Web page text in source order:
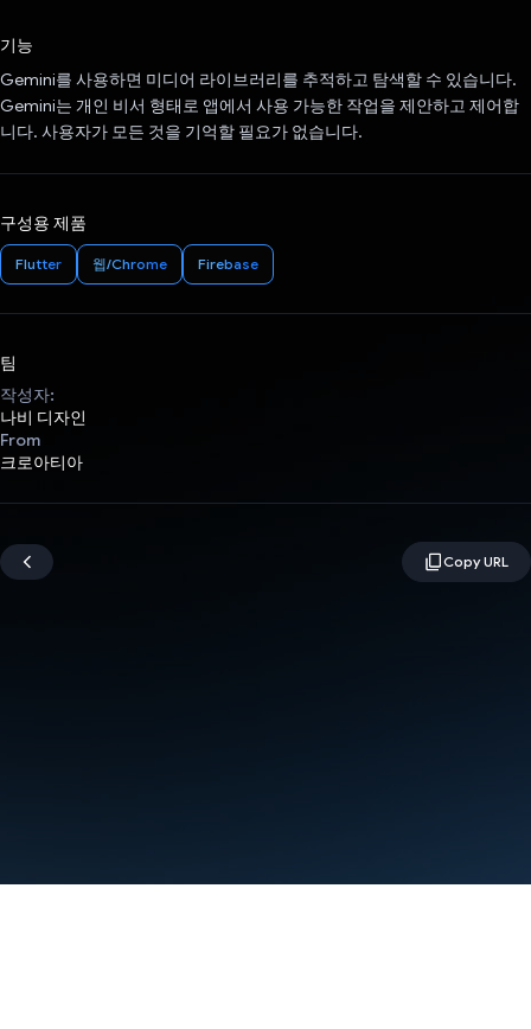
기능
Gemini를 사용하면 미디어 라이브러리를 추적하고 탐색할 수 있습니다.
Gemini는 개인 비서 형태로 앱에서 사용 가능한 작업을 제안하고 제어합
니다. 사용자가 모든 것을 기억할 필요가 없습니다.
구성용 제품
Flutter 웹/Chrome Firebase
팀
작성자:
나비 디자인
From
크로아티아